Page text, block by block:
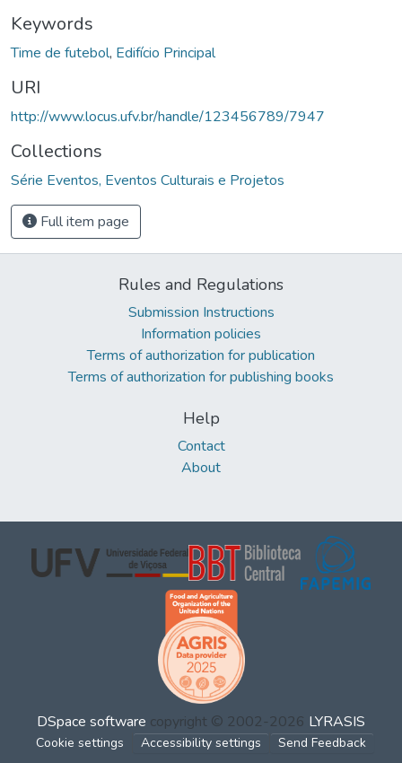
Keywords
Time de futebol, Edifício Principal
URI
http://www.locus.ufv.br/handle/123456789/7947
Collections
Série Eventos, Eventos Culturais e Projetos
Full item page
Rules and Regulations
Submission Instructions
Information policies
Terms of authorization for publication
Terms of authorization for publishing books
Help
Contact
About
DSpace software copyright © 2002-2026 LYRASIS
Cookie settings Accessibility settings Send Feedback